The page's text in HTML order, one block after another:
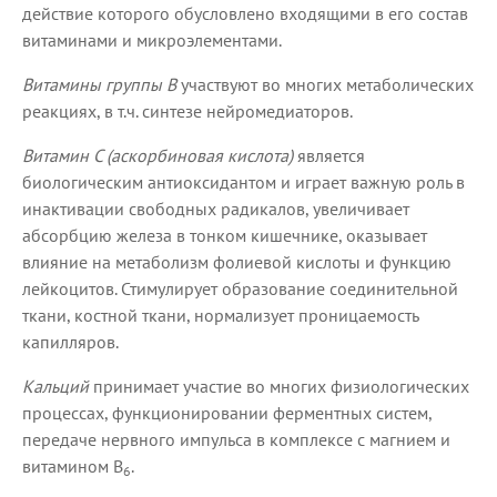
действие которого обусловлено входящими в его состав
витаминами и микроэлементами.
Витамины группы Вучаствуют во многих метаболических
реакциях, в т.ч. синтезе нейромедиаторов.
Витамин С (аскорбиновая кислота)является
биологическим антиоксидантом и играет важную роль в
инактивации свободных радикалов, увеличивает
абсорбцию железа в тонком кишечнике, оказывает
влияние на метаболизм фолиевой кислоты и функцию
лейкоцитов. Стимулирует образование соединительной
ткани, костной ткани, нормализует проницаемость
капилляров.
Кальцийпринимает участие во многих физиологических
процессах, функционировании ферментных систем,
передаче нервного импульса в комплексе с магнием и
витамином В6.